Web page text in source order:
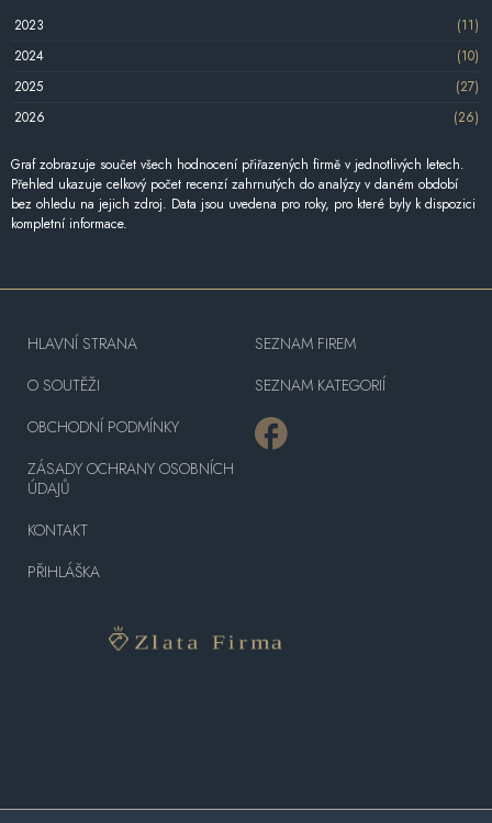
2023
(11)
2024
(10)
2025
(27)
2026
(26)
Graf zobrazuje součet všech hodnocení přiřazených firmě v jednotlivých letech.
Přehled ukazuje celkový počet recenzí zahrnutých do analýzy v daném období
bez ohledu na jejich zdroj. Data jsou uvedena pro roky, pro které byly k dispozici
kompletní informace.
HLAVNÍ STRANA
O SOUTĚŽI
OBCHODNÍ PODMÍNKY
ZÁSADY OCHRANY OSOBNÍCH
ÚDAJŮ
KONTAKT
PŘIHLÁŠKA
SEZNAM FIREM
SEZNAM KATEGORIÍ